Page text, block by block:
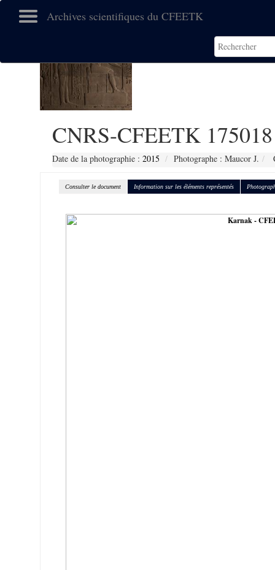
Archives scientifiques du CFEETK
CNRS-CFEETK 175018
Date de la photographie : 2015 Photographe : Maucor J.
Consulter le document Information sur les éléments représentés